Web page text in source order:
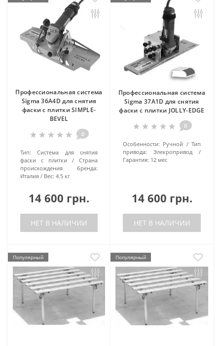
Профессиональная система
Sigma 36A4D для снятия
фаски с плитки SIMPLE-
BEVEL
0
Тип:
Система для снятия
фаски с плитки
Страна
происхождения бренда:
Италия
Вес: 4.5 кг
14 600 грн.
НЕТ В НАЛИЧИИ
Профессиональная система
Sigma 37A1D для снятия
фаски с плитки JOLLY-EDGE
0
Особенности: Ручной
Тип
привода:
Элекропривод
Гарантия: 12 мес
14 600 грн.
НЕТ В НАЛИЧИИ
Популярный Популярный